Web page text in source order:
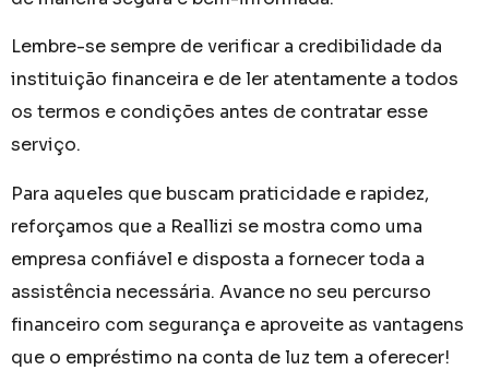
Lembre-se sempre de verificar a credibilidade da
instituição financeira e de ler atentamente a todos
os termos e condições antes de contratar esse
serviço.
Para aqueles que buscam praticidade e rapidez,
reforçamos que a Reallizi se mostra como uma
empresa confiável e disposta a fornecer toda a
assistência necessária. Avance no seu percurso
financeiro com segurança e aproveite as vantagens
que o empréstimo na conta de luz tem a oferecer!